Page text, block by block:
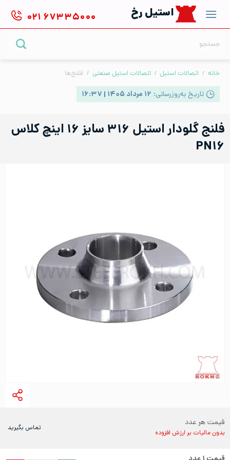
content
استیل رخ ۰۲۱ ۶۷۳۳۵۰۰۰
خانه / اتصالات استیل / اتصالات استیل صنعتی / فلنج‌ها
تاریخ به‌روزرسانی: ۱۲ مرداد ۱۴۰۵ | ۱۶:۳۷
فلنج گلودار استیل ۳۱۶ سایز ۱۶ اینچ کلاس
PN۱۶
قیمت هر عدد
بدون مالیات بر ارزش افزوده
تماس بگیرید